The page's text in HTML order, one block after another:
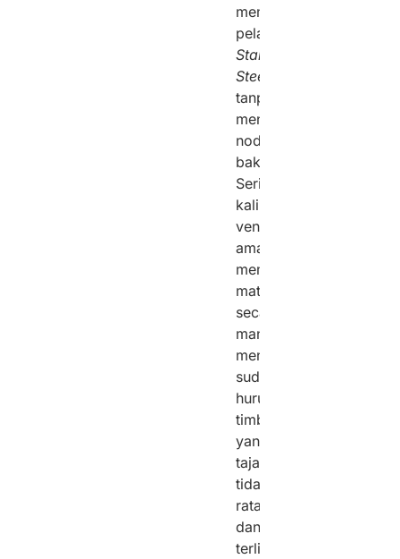
memotong
pelat
Stainless
Steel
tanpa
meninggalkan
noda
bakar?
Sering
kali,
vendor
amatir
memotong
material
secara
manual,
menghasilkan
sudut
huruf
timbul
yang
tajam,
tidak
rata,
dan
terlihat